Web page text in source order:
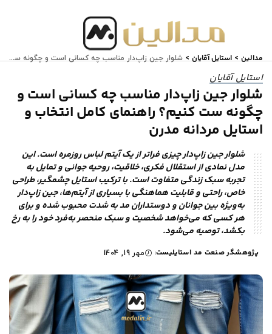
مدالین > استایل آقایان > شلوار جین زاپ‌دار مناسب چه کسانی است و چگونه ست کنیم؟ راهنمای کامل انتخاب و استایل مردانه مدرن
استایل آقایان
شلوار جین زاپ‌دار مناسب چه کسانی است و
چگونه ست کنیم؟ راهنمای کامل انتخاب و
استایل مردانه مدرن
شلوار جین زاپ‌دار چیزی فراتر از یک آیتم لباس روزمره است. این
مدل نمادی از استقلال فکری، خلاقیت، روحیه جوانی و تمایل به
تجربه سبک زندگی متفاوت است. با ترکیب استایل چشمگیر، طراحی
خاص، راحتی و قابلیت هماهنگی با بسیاری از آیتم‌ها، جین زاپ‌دار
به‌ویژه بین جوانان و دوستداران مد به شدت محبوب شده و برای
هر کسی که می‌خواهد شخصیت و سبک منحصر به‌فرد خود را به رخ
بکشد، توصیه می‌شود.
پژوهشگر صنعت مد استایلیست مهر 19, 1404